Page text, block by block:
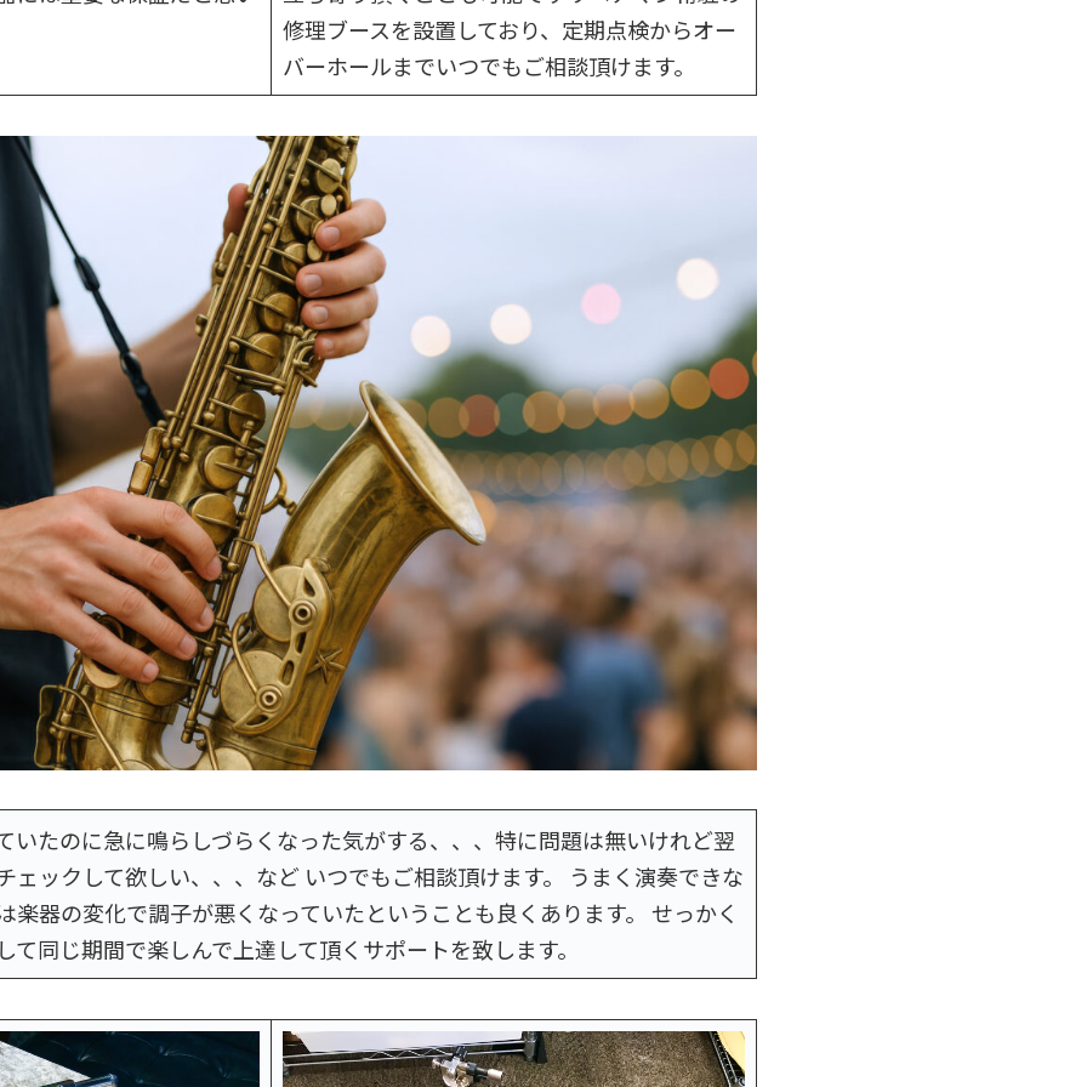
修理ブースを設置しており、定期点検からオー
バーホールまでいつでもご相談頂けます。
いたのに急に鳴らしづらくなった気がする、、、特に問題は無いけれど翌
ェックして欲しい、、、など いつでもご相談頂けます。 うまく演奏できな
楽器の変化で調子が悪くなっていたということも良くあります。 せっかく
て同じ期間で楽しんで上達して頂くサポートを致します。